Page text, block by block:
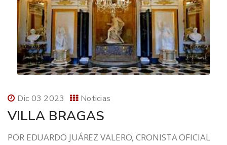
Dic 03 2023 Noticias
VILLA BRAGAS
POR EDUARDO JUÁREZ VALERO, CRONISTA OFICIAL